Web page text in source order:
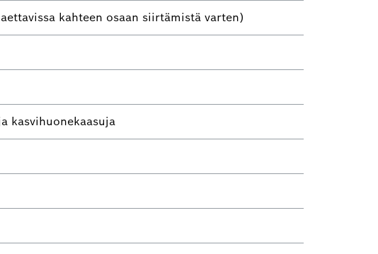
kahteen osaan siirtämistä varten)
kasvihuonekaasuja